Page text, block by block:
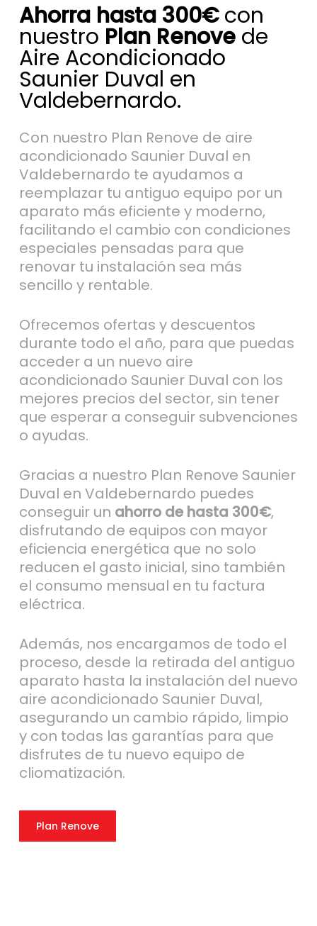
Ahorra hasta 300€con
nuestro Plan Renovede
Aire Acondicionado
Saunier Duval en
Valdebernardo.
Con nuestro Plan Renove de aire
acondicionado Saunier Duval en
Valdebernardo te ayudamos a
reemplazar tu antiguo equipo por un
aparato más eficiente y moderno,
facilitando el cambio con condiciones
especiales pensadas para que
renovar tu instalación sea más
sencillo y rentable.
Ofrecemos ofertas y descuentos
durante todo el año, para que puedas
acceder a un nuevo aire
acondicionado Saunier Duval con los
mejores precios del sector, sin tener
que esperar a conseguir subvenciones
o ayudas.
Gracias a nuestro Plan Renove Saunier
Duval en Valdebernardo puedes
conseguir un ahorro de hasta 300€,
disfrutando de equipos con mayor
eficiencia energética que no solo
reducen el gasto inicial, sino también
el consumo mensual en tu factura
eléctrica.
Además, nos encargamos de todo el
proceso, desde la retirada del antiguo
aparato hasta la instalación del nuevo
aire acondicionado Saunier Duval,
asegurando un cambio rápido, limpio
y con todas las garantías para que
disfrutes de tu nuevo equipo de
cliomatización.
Plan Renove